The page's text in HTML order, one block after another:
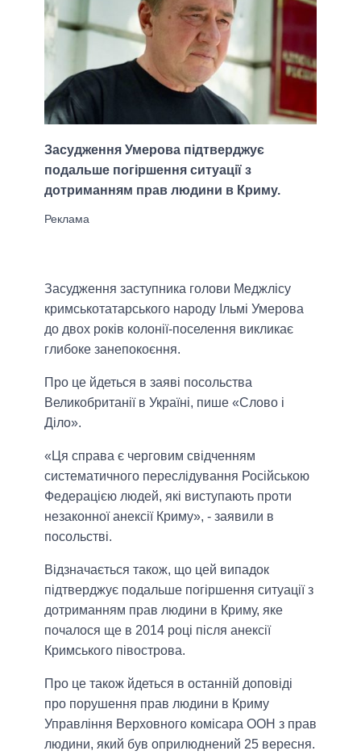
Засудження Умерова підтверджує
подальше погіршення ситуації з
дотриманням прав людини в Криму.
Засудження заступника голови Меджлісу
кримськотатарського народу Ільмі Умерова
до двох років колонії-поселення викликає
глибоке занепокоєння.
Про це йдеться в заяві посольства
Великобританії в Україні, пише «Слово і
Діло».
«Ця справа є черговим свідченням
систематичного переслідування Російською
Федерацією людей, які виступають проти
незаконної анексії Криму», - заявили в
посольстві.
Відзначається також, що цей випадок
підтверджує подальше погіршення ситуації з
дотриманням прав людини в Криму, яке
почалося ще в 2014 році після анексії
Кримського півострова.
Про це також йдеться в останній доповіді
про порушення прав людини в Криму
Управління Верховного комісара ООН з прав
людини, який був оприлюднений 25 вересня.